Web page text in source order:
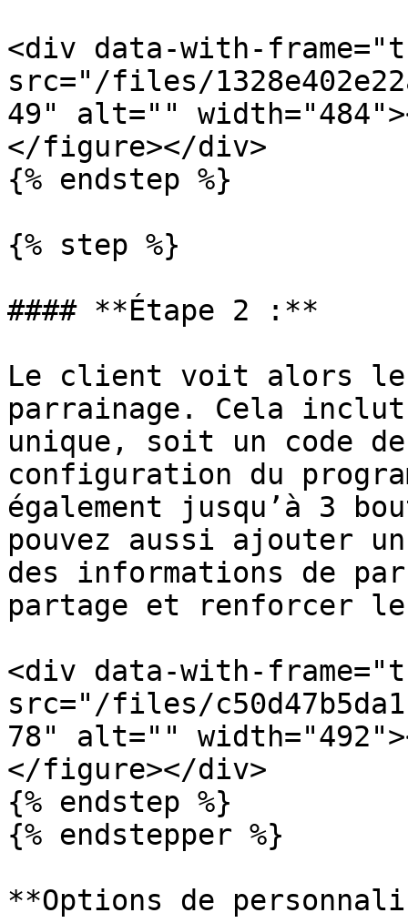
<div data-with-
src="/files/
49" alt=""
</figure></div>
{% endstep %}
{% step %}
#### **Étape 2 :**
Le client voit alors
parrainage. Cela
unique, soit un code
configuration du
également jusqu’à 3
pouvez aussi ajouter
des informations de
partage et renforcer
<div data-with-
src="/files/
78" alt=""
</figure></div>
{% endstep %}
{% endstepper %}
**Options de